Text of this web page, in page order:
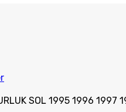
SOL 1995 1996 1997